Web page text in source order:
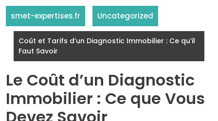
smet-expertises.fr Uncategorized
Coût et Tarifs d’un Diagnostic Immobilier : Ce qu’il
Faut Savoir
Le Coût d’un Diagnostic
Immobilier : Ce que Vous